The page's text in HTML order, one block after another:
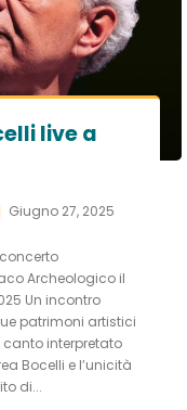
live a
Giugno 27, 2025
Archeologico il
Un incontro
patrimoni artistici
canto interpretato
Bocelli e l’unicità
di...